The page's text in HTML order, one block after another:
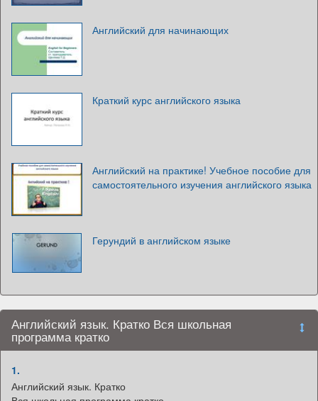
Английский для начинающих
Краткий курс английского языка
Английский на практике! Учебное пособие для
самостоятельного изучения английского языка
Герундий в английском языке
Английский язык. Кратко Вся школьная
программа кратко
1.
Английский язык. Кратко